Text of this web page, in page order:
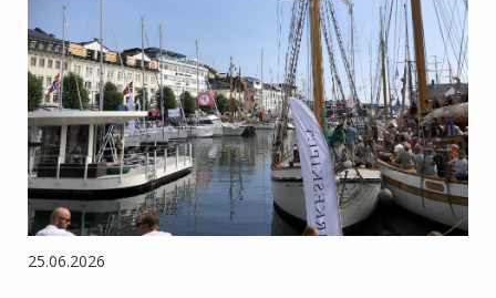
25.06.2026